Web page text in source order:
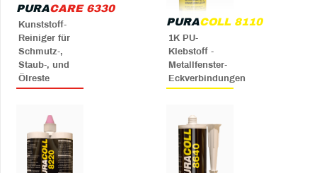
PURACARE 6330
Kunststoff-
Reiniger für
Schmutz-,
Staub-, und
Ölreste
PURACOLL 8110
1K PU-
Klebstoff -
Metallfenster-
Eckverbindungen